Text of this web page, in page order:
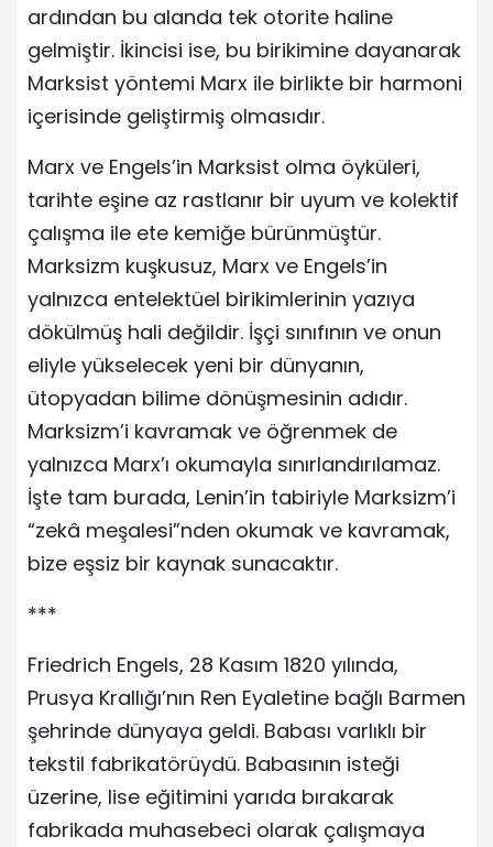
ardından bu alanda tek otorite haline
gelmiştir. İkincisi ise, bu birikimine dayanarak
Marksist yöntemi Marx ile birlikte bir harmoni
içerisinde geliştirmiş olmasıdır.
Marx ve Engels’in Marksist olma öyküleri,
tarihte eşine az rastlanır bir uyum ve kolektif
çalışma ile ete kemiğe bürünmüştür.
Marksizm kuşkusuz, Marx ve Engels’in
yalnızca entelektüel birikimlerinin yazıya
dökülmüş hali değildir. İşçi sınıfının ve onun
eliyle yükselecek yeni bir dünyanın,
ütopyadan bilime dönüşmesinin adıdır.
Marksizm’i kavramak ve öğrenmek de
yalnızca Marx’ı okumayla sınırlandırılamaz.
İşte tam burada, Lenin’in tabiriyle Marksizm’i
“zekâ meşalesi”nden okumak ve kavramak,
bize eşsiz bir kaynak sunacaktır.
***
Friedrich Engels, 28 Kasım 1820 yılında,
Prusya Krallığı’nın Ren Eyaletine bağlı Barmen
şehrinde dünyaya geldi. Babası varlıklı bir
tekstil fabrikatörüydü. Babasının isteği
üzerine, lise eğitimini yarıda bırakarak
fabrikada muhasebeci olarak çalışmaya